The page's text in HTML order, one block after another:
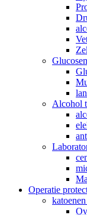
Alcohol
Operatie